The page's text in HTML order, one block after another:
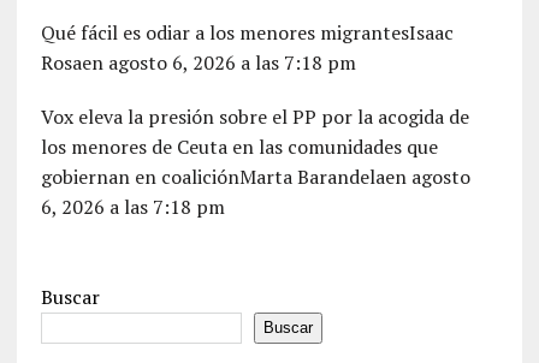
Qué fácil es odiar a los menores migrantesIsaac
Rosaen agosto 6, 2026 a las 7:18 pm
Vox eleva la presión sobre el PP por la acogida de
los menores de Ceuta en las comunidades que
gobiernan en coaliciónMarta Barandelaen agosto
6, 2026 a las 7:18 pm
Buscar
Buscar